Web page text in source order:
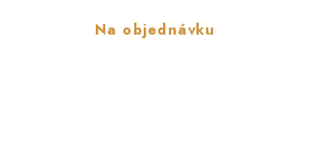
Na objednávku